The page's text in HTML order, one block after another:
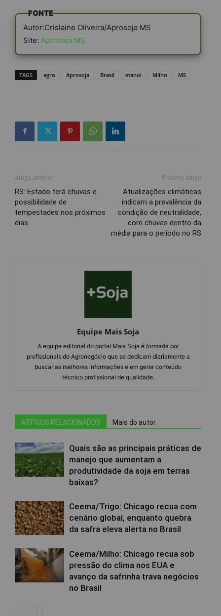
FONTE
Autor:Crislaine Oliveira/Aprosoja MS
Site: Aprosoja MS
TAGS agro Aprosoja Brasil etanol Milho MS
Artigo anterior
RS: Estado terá chuvas e
possibilidade de
tempestades nos próximos
dias
Próximo artigo
Atualizações climáticas
indicam a prevalência da
condição de neutralidade,
com chuvas dentro da
média para o período no RS
Equipe Mais Soja
A equipe editorial do portal Mais Soja é formada por
profissionais do Agronegócio que se dedicam diariamente a
buscar as melhores informações e em gerar conteúdo
técnico profissional de qualidade.
ARTIGOS RELACIONADOS Mais do autor
Quais são as principais práticas de
manejo que aumentam a
produtividade da soja em terras
baixas?
Ceema/Trigo: Chicago recua com
cenário global, enquanto quebra
da safra eleva alerta no Brasil
Ceema/Milho: Chicago recua sob
pressão do clima nos EUA e
avanço da safrinha trava negócios
no Brasil